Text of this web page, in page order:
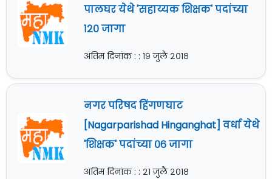
पालघर येथे 'सहाय्यक शिक्षक' पदांच्या
१२० जागा
अंतिम दिनांक : : १९ जुलै २०१८
नगर परिषद हिंगणघाट
[Nagarparishad Hinganghat] वर्धा येथे
'शिक्षक' पदांच्या ०६ जागा
अंतिम दिनांक : : २१ जुलै २०१८